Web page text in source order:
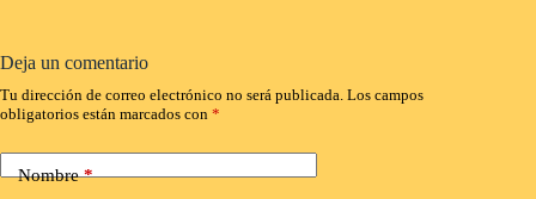
Deja un comentario
Tu dirección de correo electrónico no será publicada. Los campos
obligatorios están marcados con *
Nombre*